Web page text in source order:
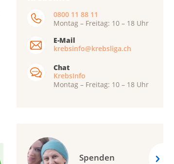
0800 11 88 11
Montag – Freitag: 10 – 18 Uhr
E-Mail
krebsinfo@krebsliga.ch
Chat
KrebsInfo
Montag – Freitag: 10 – 18 Uhr
Spenden